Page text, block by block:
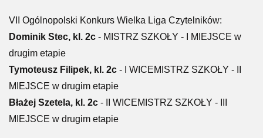
VII Ogólnopolski Konkurs Wielka Liga Czytelników:
Dominik Stec, kl. 2c - MISTRZ SZKOŁY - I MIEJSCE w
drugim etapie
Tymoteusz Filipek, kl. 2c - I WICEMISTRZ SZKOŁY - II
MIEJSCE w drugim etapie
Błażej Szetela, kl. 2c - II WICEMISTRZ SZKOŁY - III
MIEJSCE w drugim etapie